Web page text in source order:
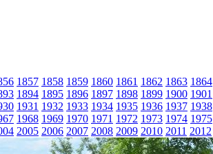
1857 1858 1859 1860 1861 1862 1863 1864
1894 1895 1896 1897 1898 1899 1900 1901
1931 1932 1933 1934 1935 1936 1937 1938
1968 1969 1970 1971 1972 1973 1974 1975
2005 2006 2007 2008 2009 2010 2011 2012